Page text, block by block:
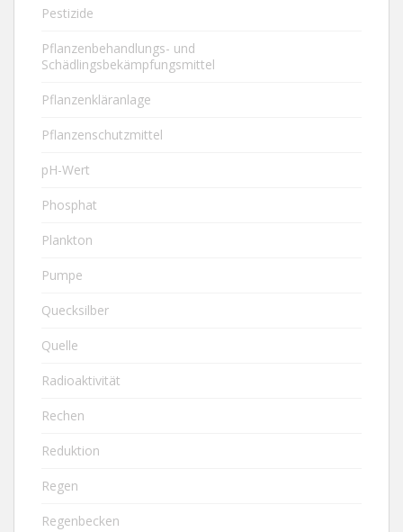
Pestizide
Pflanzenbehandlungs- und
Schädlingsbekämpfungsmittel
Pflanzenkläranlage
Pflanzenschutzmittel
pH-Wert
Phosphat
Plankton
Pumpe
Quecksilber
Quelle
Radioaktivität
Rechen
Reduktion
Regen
Regenbecken